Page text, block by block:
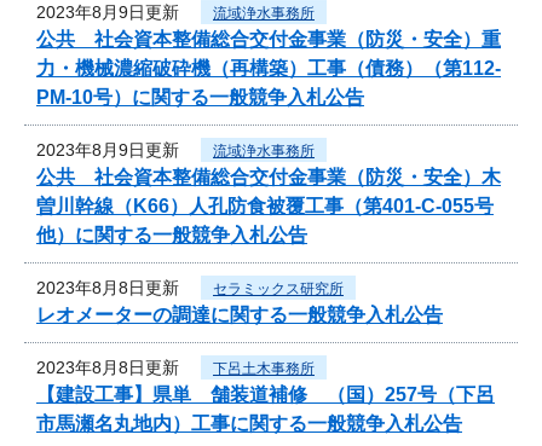
2023年8月9日更新 流域浄水事務所
公共 社会資本整備総合交付金事業（防災・安全）重
力・機械濃縮破砕機（再構築）工事（債務）（第112-
PM-10号）に関する一般競争入札公告
2023年8月9日更新 流域浄水事務所
公共 社会資本整備総合交付金事業（防災・安全）木
曽川幹線（K66）人孔防食被覆工事（第401-C-055号
他）に関する一般競争入札公告
2023年8月8日更新 セラミックス研究所
レオメーターの調達に関する一般競争入札公告
2023年8月8日更新 下呂土木事務所
【建設工事】県単 舗装道補修 （国）257号（下呂
市馬瀬名丸地内）工事に関する一般競争入札公告